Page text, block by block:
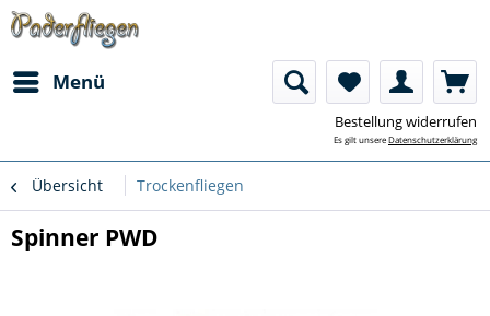
Menü
Bestellung widerrufen
Es gilt unsereDatenschutzerklärung
Übersicht Trockenfliegen
Spinner PWD